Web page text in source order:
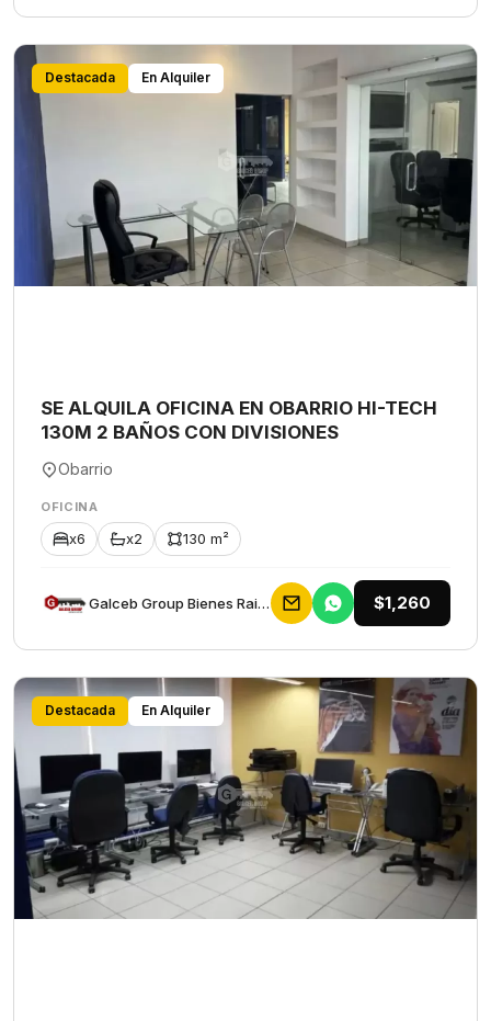
Destacada En Alquiler
SE ALQUILA OFICINA EN OBARRIO HI-TECH
130M 2 BAÑOS CON DIVISIONES
Obarrio
OFICINA
x6 x2 130 m²
Galceb Group Bienes Raices $1,260
Destacada En Alquiler